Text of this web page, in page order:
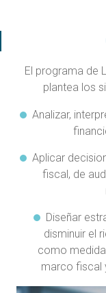
El programa de
plantea los
Analizar,
Aplicar
fiscal, de
Diseñar
disminuir el
como
marco fiscal